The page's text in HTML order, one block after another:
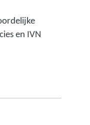
en IVN